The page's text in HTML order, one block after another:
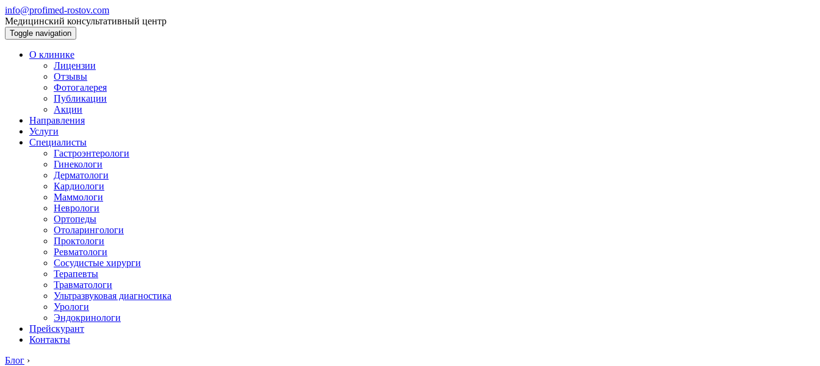
info@profimed-rostov.com
Медицинский консультативный центр
Toggle navigation
О клинике
Лицензии
Отзывы
Фотогалерея
Публикации
Акции
Направления
Услуги
Специалисты
Гастроэнтерологи
Гинекологи
Дерматологи
Кардиологи
Маммологи
Неврологи
Ортопеды
Отоларингологи
Проктологи
Ревматологи
Сосудистые хирурги
Терапевты
Травматологи
Ультразвуковая диагностика
Урологи
Эндокринологи
Прейскурант
Контакты
Блог ›